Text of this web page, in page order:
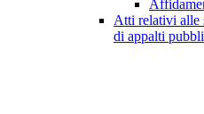
Atti relativi alle
di appalti